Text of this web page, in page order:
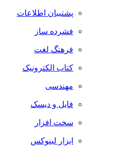
پشتیبان اطلاعات
فشرده ساز
فرهنگ لغت
کتاب الکترونیک
مهندسی
فایل و دیسک
سخت افزار
ابزار لینوکس